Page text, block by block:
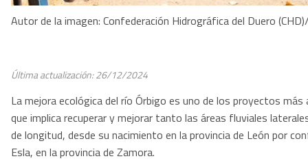
Autor de la imagen: Confederación Hidrográfica del Duero
Última actualización: 26/12/2024
La mejora ecológica del río Órbigo es uno de los proyectos
que implica recuperar y mejorar tanto las áreas fluviales
de longitud, desde su nacimiento en la provincia de León por
Esla, en la provincia de Zamora.